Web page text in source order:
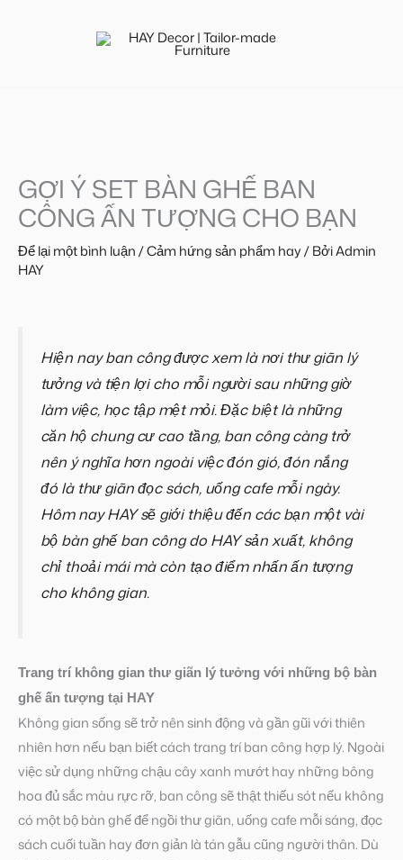
GỢI Ý SET BÀN GHẾ BAN
CÔNG ẤN TƯỢNG CHO BẠN
Để lại một bình luận/Cảm hứng sản phẩm hay/ BởiAdmin
HAY
Hiện nay ban công được xem là nơi thư giãn lý
tưởng và tiện lợi cho mỗi người sau những giờ
làm việc, học tập mệt mỏi. Đặc biệt là những
căn hộ chung cư cao tầng, ban công càng trở
nên ý nghĩa hơn ngoài việc đón gió, đón nắng
đó là thư giãn đọc sách, uống cafe mỗi ngày.
Hôm nay HAY sẽ giới thiệu đến các bạn một vài
bộ bàn ghế ban công do HAY sản xuất, không
chỉ thoải mái mà còn tạo điểm nhấn ấn tượng
cho không gian.
Trang trí không gian thư giãn lý tưởng với những bộ bàn
ghế ấn tượng tại HAY
Không gian sống sẽ trở nên sinh động và gần gũi với thiên
nhiên hơn nếu bạn biết cách trang trí ban công hợp lý. Ngoài
việc sử dụng những chậu cây xanh mướt hay những bông
hoa đủ sắc màu rực rỡ, ban công sẽ thật thiếu sót nếu không
có một bộ bàn ghế để ngồi thư giãn, uống cafe mỗi sáng, đọc
sách cuối tuần hay đơn giản là tán gẫu cũng người thân. Dù